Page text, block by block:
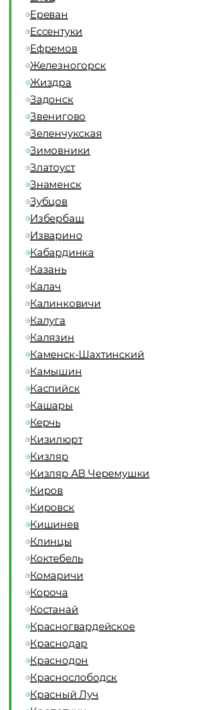
Ереван
Ессентуки
Ефремов
Железногорск
Жиздра
Задонск
Звенигово
Зеленчукская
Зимовники
Златоуст
Знаменск
Зубцов
Избербаш
Изварино
Кабардинка
Казань
Калач
Калинковичи
Калуга
Калязин
Каменск-Шахтинский
Камышин
Каспийск
Кашары
Керчь
Кизилюрт
Кизляр
Кизляр АВ Черемушки
Киров
Кировск
Кишинев
Клинцы
Коктебель
Комаричи
Короча
Костанай
Красногвардейское
Краснодар
Краснодон
Краснослободск
Красный Луч